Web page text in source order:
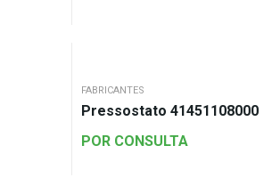
FABRICANTES
Pressostato 41451108000
POR CONSULTA